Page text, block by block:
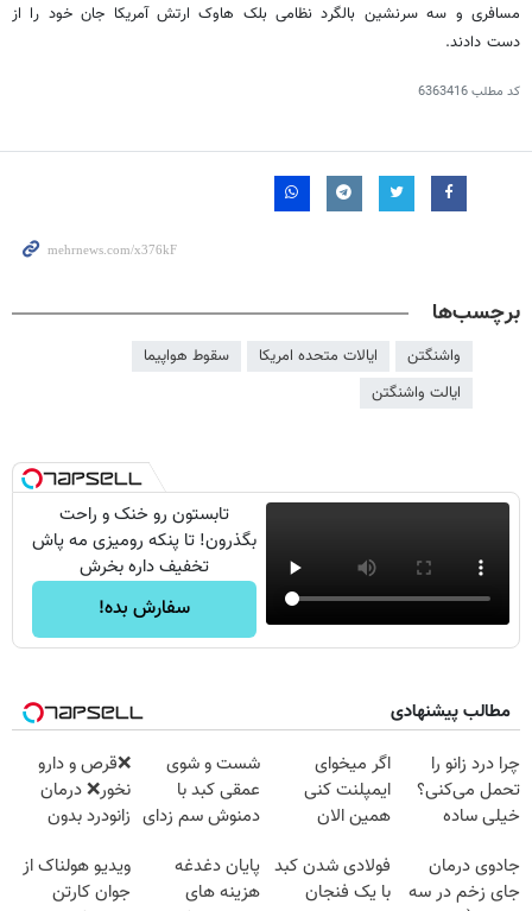
مسافری و سه سرنشین بالگرد نظامی بلک هاوک ارتش آمریکا جان خود را از
دست دادند.
کد مطلب6363416
برچسب‌ها
واشنگتن ایالات متحده امریکا
سقوط هواپیما
ایالت واشنگتن
تابستون رو خنک و راحت
بگذرون! تا پنکه رومیزی مه پاش
تخفیف داره بخرش
سفارش بده!
مطالب پیشنهادی
چرا درد زانو را
تحمل می‌کنی؟
خیلی ساده
کن
اگر میخوای
ایمپلنت کنی
همین الان
۲۵ میلیون
تومان!!!
شست و شوی
عمقی کبد با
دمنوش سم زدای
❌قرص‌ و دارو
نخور❌ درمان
زانودرد بدون
جادوی درمان
جای زخم در سه
فولادی شدن کبد
با یک فنجان
پایان دغدغه
هزینه های
ویدیو هولناک از
جوان کارتن